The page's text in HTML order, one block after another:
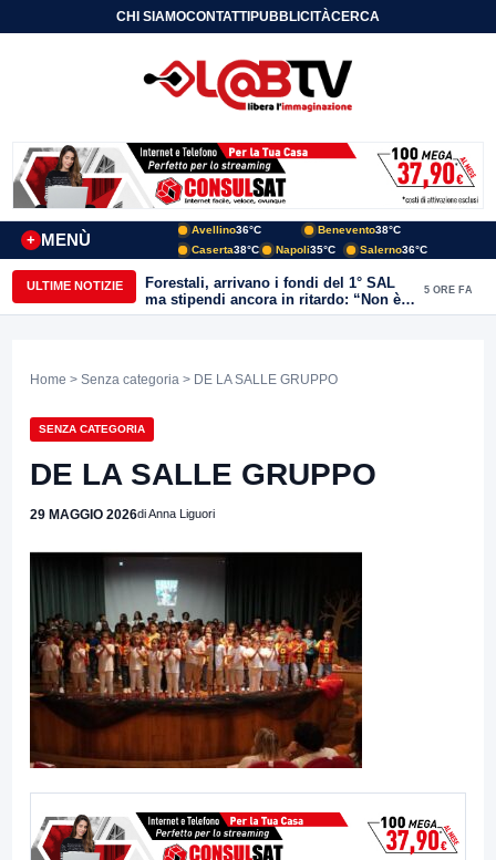
CHI SIAMOCONTATTIPUBBLICITÀCERCA
MENÙ
+
Avellino36°C Benevento38°C
Caserta38°C Napoli35°C Salerno36°C
ULTIME NOTIZIE
Forestali, arrivano i fondi del 1° SAL
ma stipendi ancora in ritardo: “Non è
più sostenibile”
5 ORE FA
Home > Senza categoria > DE LA SALLE GRUPPO
SENZA CATEGORIA
DE LA SALLE GRUPPO
29 MAGGIO 2026di Anna Liguori